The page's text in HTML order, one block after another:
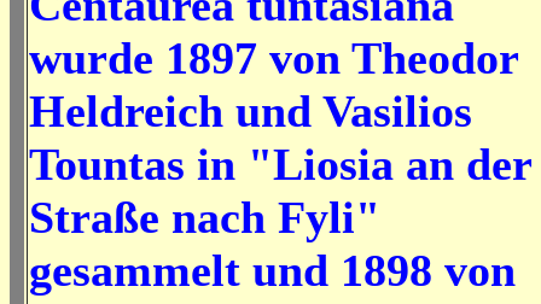
wurde 1897 von Theodor
Heldreich und Vasilios
Tountas in "Liosia an der
Straße nach Fyli"
gesammelt und 1898 von